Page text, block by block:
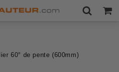
60° de pente (600mm)